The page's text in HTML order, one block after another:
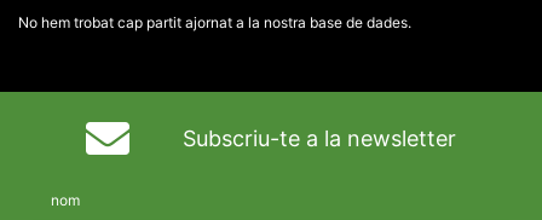
No hem trobat cap partit ajornat a la nostra base de dades.
Subscriu-te a la newsletter